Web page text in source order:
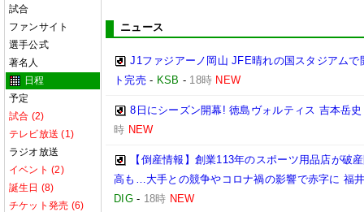
試合
ファンサイト
選手公式
著名人
日程
予定
試合 (2)
テレビ放送 (1)
ラジオ放送
イベント (2)
誕生日 (8)
チケット発売 (6)
ニュース
J1ファジアーノ岡山 JFE晴れの国スタジアム
ト完売 - KSB - 18時 NEW
8日にシーズン開幕! 徳島ヴォルティス 吉本岳
時 NEW
【倒産情報】創業113年のスポーツ用品店が破
高も…大手との競争やコロナ禍の影響で赤字に 福
DIG- 18時 NEW